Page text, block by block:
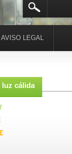
luz cálida
AVISO LEGAL